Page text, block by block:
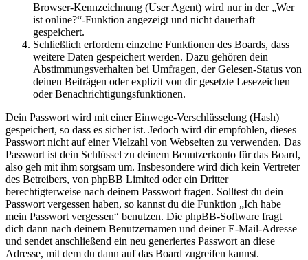
Browser-Kennzeichnung (User Agent) wird nur in der „Wer
ist online?“-Funktion angezeigt und nicht dauerhaft
gespeichert.
Schließlich erfordern einzelne Funktionen des Boards, dass
weitere Daten gespeichert werden. Dazu gehören dein
Abstimmungsverhalten bei Umfragen, der Gelesen-Status von
deinen Beiträgen oder explizit von dir gesetzte Lesezeichen
oder Benachrichtigungsfunktionen.
Dein Passwort wird mit einer Einwege-Verschlüsselung (Hash)
gespeichert, so dass es sicher ist. Jedoch wird dir empfohlen, dieses
Passwort nicht auf einer Vielzahl von Webseiten zu verwenden. Das
Passwort ist dein Schlüssel zu deinem Benutzerkonto für das Board,
also geh mit ihm sorgsam um. Insbesondere wird dich kein Vertreter
des Betreibers, von phpBB Limited oder ein Dritter
berechtigterweise nach deinem Passwort fragen. Solltest du dein
Passwort vergessen haben, so kannst du die Funktion „Ich habe
mein Passwort vergessen“ benutzen. Die phpBB-Software fragt
dich dann nach deinem Benutzernamen und deiner E-Mail-Adresse
und sendet anschließend ein neu generiertes Passwort an diese
Adresse, mit dem du dann auf das Board zugreifen kannst.